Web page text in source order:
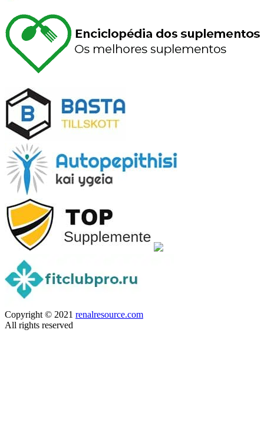
Copyright © 2021 renalresource.com
All rights reserved